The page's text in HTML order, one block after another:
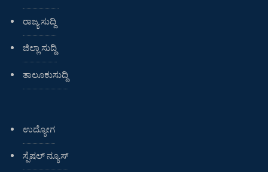
ರಾಜ್ಯ ಸುದ್ದಿ
ಜಿಲ್ಲಾ ಸುದ್ದಿ
ತಾಲೂಕುಸುದ್ದಿ
ಉದ್ಯೋಗ
ಸ್ಪೆಷಲ್ ನ್ಯೂಸ್